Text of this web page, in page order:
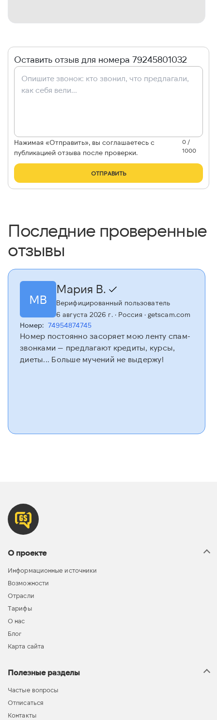
Оставить отзыв для номера 79245801032
Нажимая «Отправить», вы соглашаетесь с
публикацией отзыва после проверки.
0 /
1000
ОТПРАВИТЬ
Последние проверенные
отзывы
МВ
Мария В.
Верифицированный пользователь
6 августа 2026 г.· Россия · getscam.com
Номер: 74954874745
Номер постоянно засоряет мою ленту спам-
звонками — предлагают кредиты, курсы,
диеты... Больше мучений не выдержу!
О проекте
Информационные источники
Возможности
Отрасли
Тарифы
О нас
Блог
Карта сайта
Полезные разделы
Частые вопросы
Отписаться
Контакты